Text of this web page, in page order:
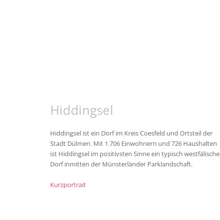
Hiddingsel
Hiddingsel ist ein Dorf im Kreis Coesfeld und Ortsteil der
Stadt Dülmen. Mit 1.706 Einwohnern und 726 Haushalten
ist Hiddingsel im positivsten Sinne ein typisch
Dorf inmitten der Münsterländer Parklandschaft.
Kurzportrait